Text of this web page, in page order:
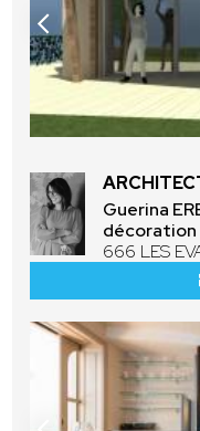
Guerina
décoration
666 LES